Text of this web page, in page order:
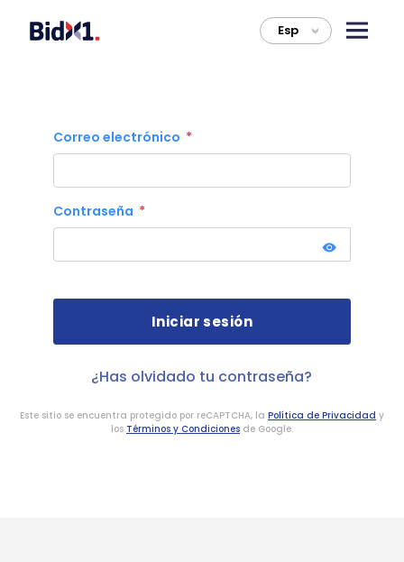
Esp >
Correo electrónico
Contraseña
¿Has olvidado tu contraseña?
Este sitio se encuentra protegido por reCAPTCHA, la Política de Privacidad y
los Términos y Condiciones de Google.